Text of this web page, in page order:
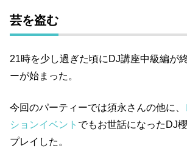
芸を盗む
21時を少し過ぎた頃にDJ講座中級編が
ーが始まった。
今回のパーティーでは須永さんの他に、
ションイベント でもお世話になったDJ
プレイした。